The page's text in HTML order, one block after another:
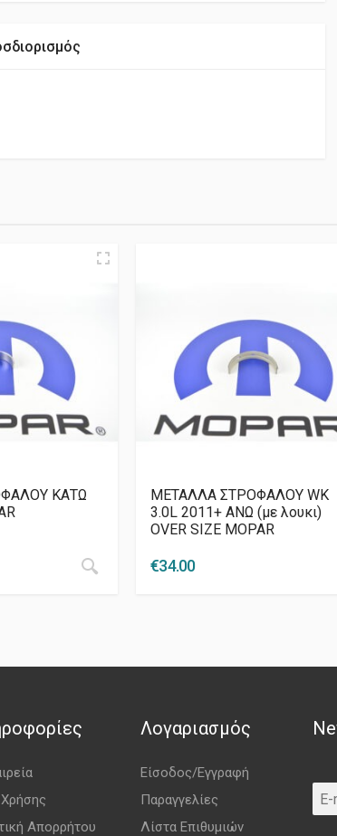
ΚΑΤΩ
ΜΕΤΑΛΛΑ ΣΤΡΟΦΑΛΟΥ WK
3.0L 2011+ ΑΝΩ (με λουκι)
OVER SIZE MOPAR
€34.00
Απορρήτου
Λογαριασμός
Είσοδος/Εγγραφή
Παραγγελίες
Λίστα Επιθυμιών